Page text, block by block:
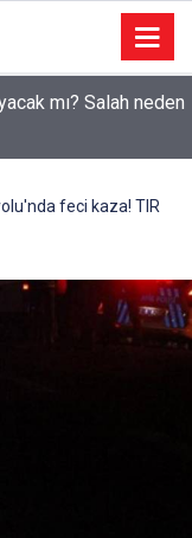
mı? Salah neden
feci kaza! TIR